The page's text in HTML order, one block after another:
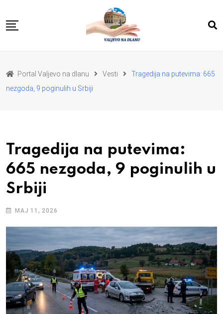
to
REGION
PRIVREDA
POLITIKA
EKOLOGIJA
O NAMA
Portal Valjevo na dlanu Vesti
Tragedija na putevima: 665
nezgoda, 9 poginulih u Srbiji
Tragedija na putevima:
665 nezgoda, 9 poginulih u
Srbiji
МАЈ 11, 2026